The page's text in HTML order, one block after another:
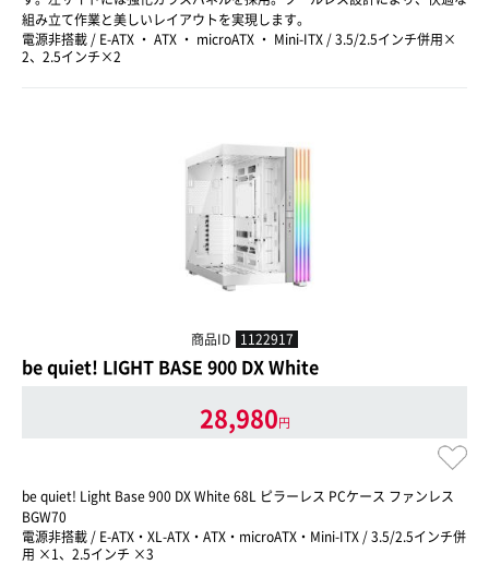
組み立て作業と美しいレイアウトを実現します。
電源非搭載 / E-ATX ・ ATX ・ microATX ・ Mini-ITX / 3.5/2.5インチ併用×
2、2.5インチ×2
商品ID 1122917
be quiet! LIGHT BASE 900 DX White
28,980円
be quiet! Light Base 900 DX White 68L ピラーレス PCケース ファンレス
BGW70
電源非搭載 / E-ATX・XL-ATX・ATX・microATX・Mini-ITX / 3.5/2.5インチ併
用 ×1、2.5インチ ×3